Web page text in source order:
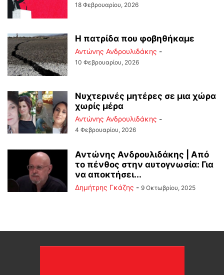
18 Φεβρουαρίου, 2026
Η πατρίδα που φοβηθήκαμε
Αντώνης Ανδρουλιδάκης -
10 Φεβρουαρίου, 2026
Νυχτερινές μητέρες σε μια χώρα
χωρίς μέρα
Αντώνης Ανδρουλιδάκης -
4 Φεβρουαρίου, 2026
Αντώνης Ανδρουλιδάκης | Από
το πένθος στην αυτογνωσία: Για
να αποκτήσει...
Δημήτρης Γκάζης - 9 Οκτωβρίου, 2025